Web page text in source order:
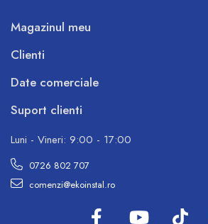
Magazinul meu
Clienti
Date comerciale
Suport clienti
Luni - Vineri: 9:00 - 17:00
0726 802 707
comenzi@ekoinstal.ro